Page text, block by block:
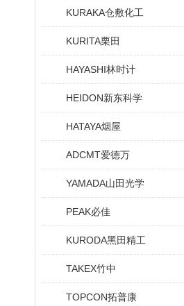
KURAKA仓敷化工
KURITA栗田
HAYASHI林时计
HEIDON新东科学
HATAYA烟屋
ADCMT爱德万
YAMADA山田光学
PEAK必佳
KURODA黑田精工
TAKEX竹中
TOPCON拓普康